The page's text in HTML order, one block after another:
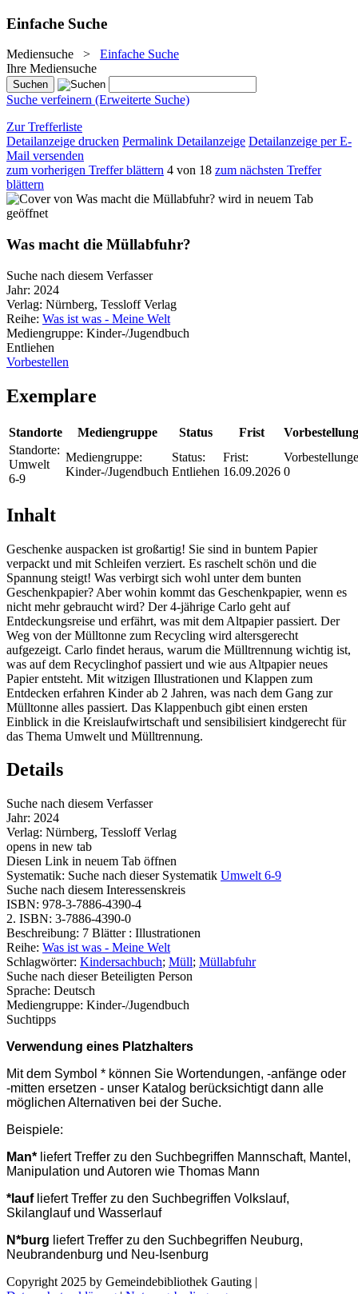
Einfache Suche
Mediensuche > Einfache Suche
Ihre Mediensuche
Suche verfeinern (Erweiterte Suche)
Zur Trefferliste
Detailanzeige drucken Permalink Detailanzeige Detailanzeige per E-
Mail versenden
zum vorherigen Treffer blättern 4 von 18 zum nächsten Treffer
blättern
wird in neuem Tab
geöffnet
Was macht die Müllabfuhr?
Suche nach diesem Verfasser
Jahr: 2024
Verlag: Nürnberg, Tessloff Verlag
Reihe: Was ist was - Meine Welt
Mediengruppe: Kinder-/Jugendbuch
Entliehen
Vorbestellen
Exemplare
Standorte Mediengruppe Status Frist
Standorte:
Umwelt
6-9
Mediengruppe:
Kinder-/Jugendbuch
Status:
Entliehen
Frist:
16.09.2026 0
Inhalt
Geschenke auspacken ist großartig! Sie sind in buntem Papier
verpackt und mit Schleifen verziert. Es raschelt schön und die
Spannung steigt! Was verbirgt sich wohl unter dem bunten
Geschenkpapier? Aber wohin kommt das Geschenkpapier, wenn es
nicht mehr gebraucht wird? Der 4-jährige Carlo geht auf
Entdeckungsreise und erfährt, was mit dem Altpapier passiert. Der
Weg von der Mülltonne zum Recycling wird altersgerecht
aufgezeigt. Carlo findet heraus, warum die Mülltrennung wichtig ist,
was auf dem Recyclinghof passiert und wie aus Altpapier neues
Papier entsteht. Mit witzigen Illustrationen und Klappen zum
Entdecken erfahren Kinder ab 2 Jahren, was nach dem Gang zur
Mülltonne alles passiert. Das Klappenbuch gibt einen ersten
Einblick in die Kreislaufwirtschaft und sensibilisiert kindgerecht für
das Thema Umwelt und Mülltrennung.
Details
Suche nach diesem Verfasser
Jahr: 2024
Verlag: Nürnberg, Tessloff Verlag
opens in new tab
Diesen Link in neuem Tab öffnen
Systematik: Suche nach dieser Systematik Umwelt 6-9
Suche nach diesem Interessenskreis
ISBN: 978-3-7886-4390-4
2. ISBN: 3-7886-4390-0
Beschreibung: 7 Blätter : Illustrationen
Reihe: Was ist was - Meine Welt
Schlagwörter: Kindersachbuch; Müll; Müllabfuhr
Suche nach dieser Beteiligten Person
Sprache: Deutsch
Mediengruppe: Kinder-/Jugendbuch
Suchtipps
Verwendung eines Platzhalters
Mit dem Symbol * können Sie Wortendungen, -anfänge oder
-mitten ersetzen - unser Katalog berücksichtigt dann alle
möglichen Alternativen bei der Suche.
Beispiele:
Man* liefert Treffer zu den Suchbegriffen Mannschaft, Mantel,
Manipulation und Autoren wie Thomas Mann
*lauf liefert Treffer zu den Suchbegriffen Volkslauf,
Skilanglauf und Wasserlauf
N*burg liefert Treffer zu den Suchbegriffen Neuburg,
Neubrandenburg und Neu-Isenburg
Copyright 2025 by Gemeindebibliothek Gauting |